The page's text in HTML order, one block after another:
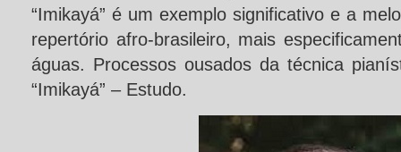
“Imikayá” é um exemplo significativo e a
repertório afro-brasileiro, mais
águas. Processos ousados da técnica
“Imikayá” – Estudo.